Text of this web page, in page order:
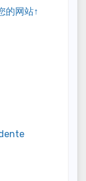
的网站↑